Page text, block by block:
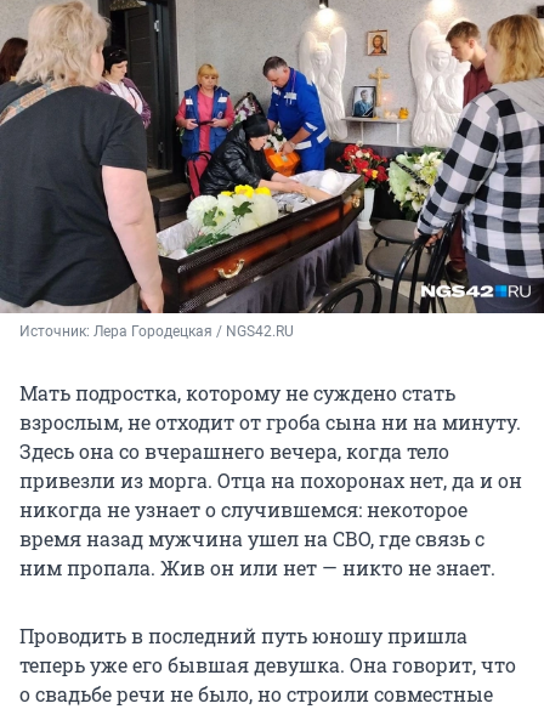
Источник: Лера Городецкая / NGS42.RU
Мать подростка, которому не суждено стать
взрослым, не отходит от гроба сына ни на минуту.
Здесь она со вчерашнего вечера, когда тело
привезли из морга. Отца на похоронах нет, да и он
никогда не узнает о случившемся: некоторое
время назад мужчина ушел на СВО, где связь с
ним пропала. Жив он или нет — никто не знает.
Проводить в последний путь юношу пришла
теперь уже его бывшая девушка. Она говорит, что
о свадьбе речи не было, но строили совместные